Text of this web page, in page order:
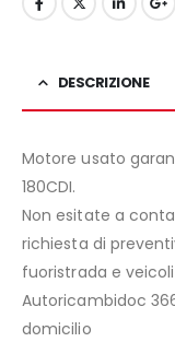
DESCRIZIONE
Motore usato
180CDI.
Non esitate a
richiesta di
fuoristrada e
Autoricambidoc
domicilio